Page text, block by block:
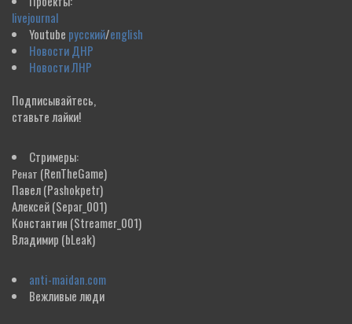
livejournal
Youtube русский/english
Новости ДНР
Новости ЛНР
Подписывайтесь,
ставьте лайки!
Стримеры:
Ренат (RenTheGame)
Павел(Pashokpetr)
Алексей(Separ_001)
Константин (Streamer_001)
Владимир (bLeak)
anti-maidan.com
Вежливые люди